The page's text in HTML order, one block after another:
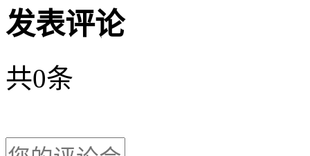
发表评论
共0条